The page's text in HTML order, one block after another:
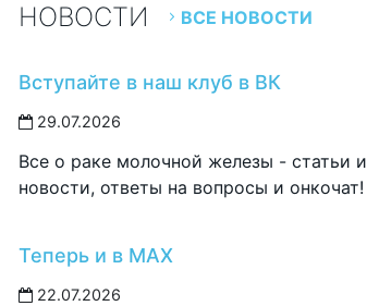
НОВОСТИ ВСЕ НОВОСТИ
Вступайте в наш клуб в ВК
29.07.2026
Все о раке молочной железы - статьи и
новости, ответы на вопросы и онкочат!
Теперь и в MAX
22.07.2026